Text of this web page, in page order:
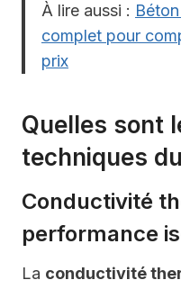
À lire aussi :
complet pour
prix
Quelles sont
techniques
Conductivité
performance
La conductivité